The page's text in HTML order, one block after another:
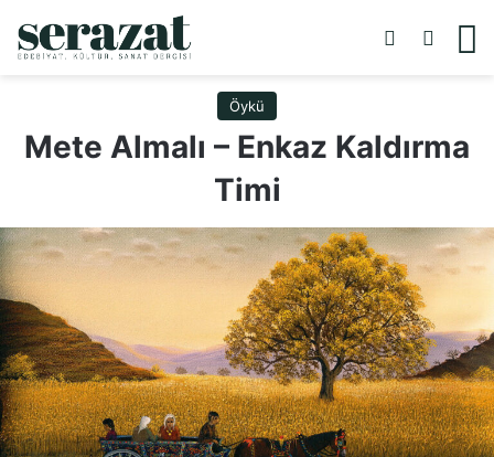
Dış
Öykü
Mete Almalı – Enkaz Kaldırma
Timi